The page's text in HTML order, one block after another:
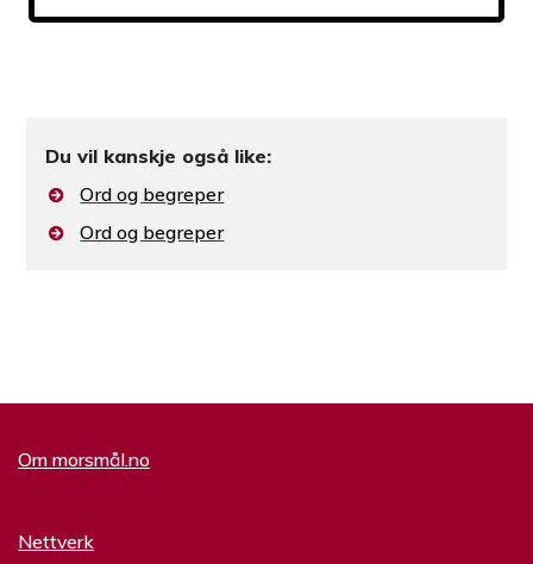
Du vil kanskje også like:
Ord og begreper
Ord og begreper
Om morsmål.no
Nettverk